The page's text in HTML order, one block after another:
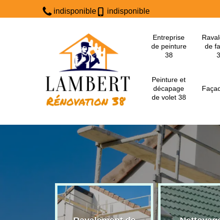
indisponible indisponible
Entreprise
de peinture
38
de
Peinture et
décapage
de volet 38